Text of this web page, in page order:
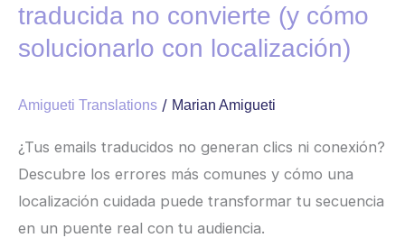
traducida no convierte (y cómo
solucionarlo con localización)
Amigueti Translations / Marian Amigueti
¿Tus emails traducidos no generan clics ni conexión?
Descubre los errores más comunes y cómo una
localización cuidada puede transformar tu secuencia
en un puente real con tu audiencia.